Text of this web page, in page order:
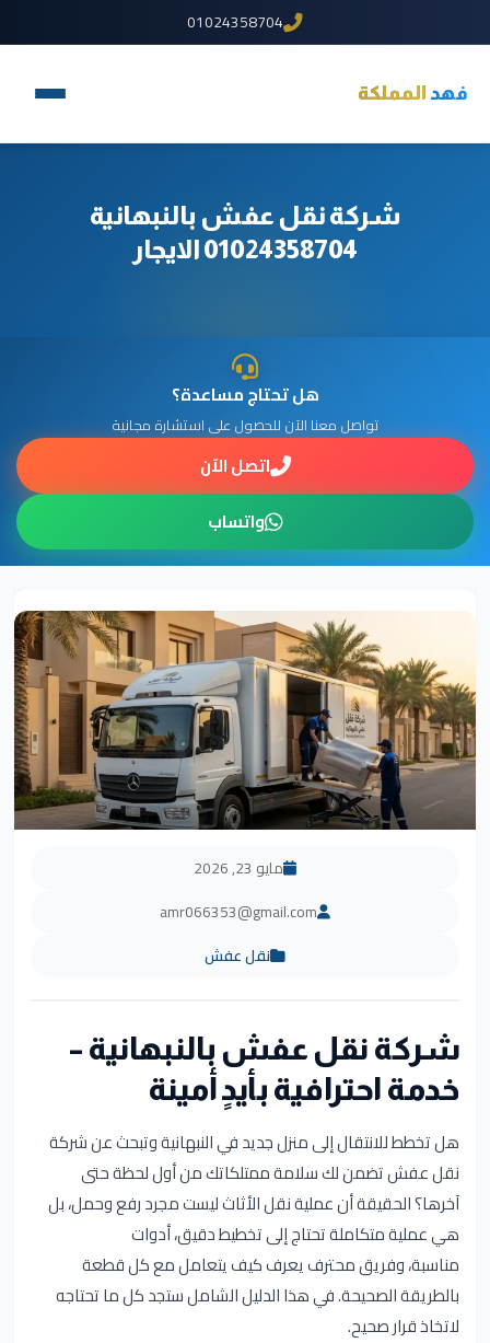
01024358704
فهد المملكة
شركة نقل عفش بالنبهانية
01024358704 الايجار
هل تحتاج مساعدة؟
تواصل معنا الآن للحصول على استشارة مجانية
اتصل الآن
واتساب
مايو 23, 2026
amr066353@gmail.com
نقل عفش
شركة نقل عفش بالنبهانية –
خدمة احترافية بأيدٍ أمينة
هل تخطط للانتقال إلى منزل جديد في النبهانية وتبحث عن شركة
نقل عفش تضمن لك سلامة ممتلكاتك من أول لحظة حتى
آخرها؟ الحقيقة أن عملية نقل الأثاث ليست مجرد رفع وحمل، بل
هي عملية متكاملة تحتاج إلى تخطيط دقيق، أدوات
مناسبة، وفريق محترف يعرف كيف يتعامل مع كل قطعة
بالطريقة الصحيحة. في هذا الدليل الشامل ستجد كل ما تحتاجه
لاتخاذ قرار صحيح.